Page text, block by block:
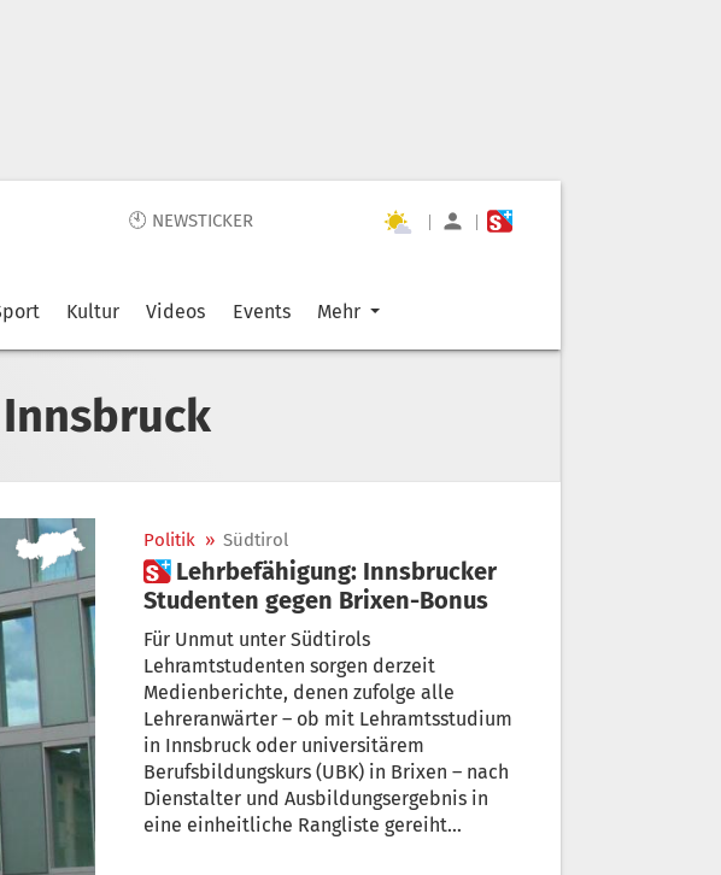
🕙 NEWSTICKER | |
Kultur Videos Events Mehr
Politik » Südtirol
 Lehrbefähigung: Innsbrucker
Studenten gegen Brixen-Bonus
Für Unmut unter Südtirols
Lehramtstudenten sorgen derzeit
Medienberichte, denen zufolge alle
Lehreranwärter – ob mit Lehramtsstudium
in Innsbruck oder universitärem
Berufsbildungskurs (UBK) in Brixen – nach
Dienstalter und Ausbildungsergebnis in
eine einheitliche Rangliste gereiht